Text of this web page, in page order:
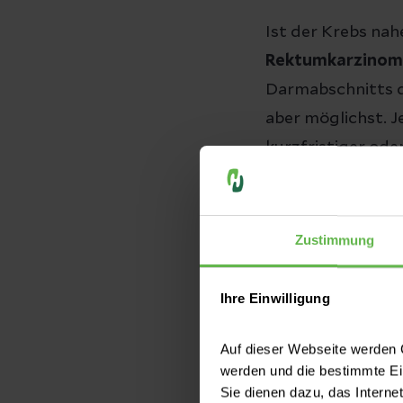
Zustimmung
Ihre Einwilligung
Auf dieser Webseite
werden und die bestimmte
Sie dienen dazu, das
Ist der Krebs
Rektumkarzinom
Darmabschnitts
aber möglichst.
kurzfristiger
Wussten Sie,
erfolgen?
Eine (Teil-